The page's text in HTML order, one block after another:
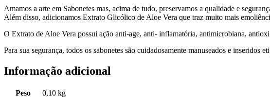
Amamos a arte em Sabonetes mas, acima de tudo, preservamos a qualidade e
Além disso, adicionamos Extrato Glicólico de Aloe Vera que traz muito mais
O Extrato de Aloe Vera possui ação anti-age, anti- inflamatória, antimicrobiana,
Para sua segurança, todos os sabonetes são cuidadosamente manuseados e inseridos
Informação adicional
Peso
0,10 kg